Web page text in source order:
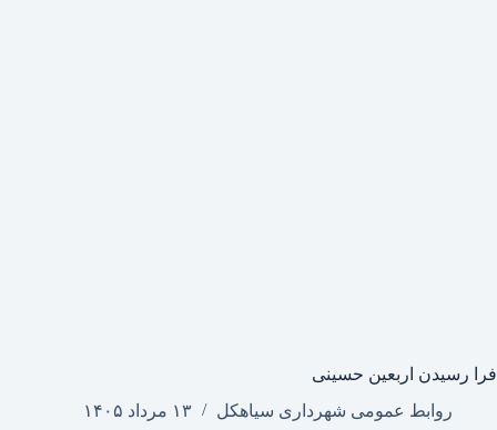
فرا رسیدن اربعین حسینی
روابط عمومی شهرداری سیاهکل
۱۳ مرداد ۱۴۰۵